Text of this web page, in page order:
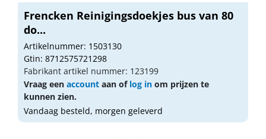
Frencken Reinigingsdoekjes bus van 80
do...
Artikelnummer: 1503130
Gtin: 8712575721298
Fabrikant artikel nummer: 123199
Vraag een account aan of log in om prijzen te
kunnen zien.
Vandaag besteld, morgen geleverd